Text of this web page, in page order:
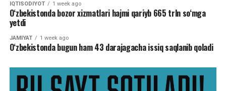
IQTISODIYOT 1 week ago
O‘zbekistonda bozor xizmatlari hajmi qariyb 665 trln so‘mga
yetdi
JAMIYAT 1 week ago
O‘zbekistonda bugun ham 43 darajagacha issiq saqlanib qoladi